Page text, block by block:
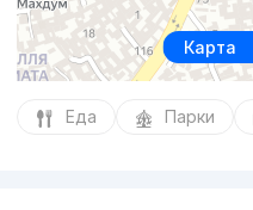
Карта
Еда Парки